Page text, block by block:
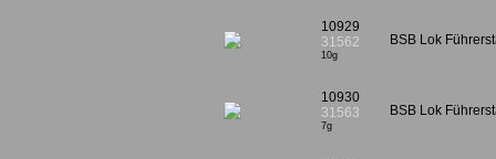
10929
31562
10g
BSB Lok
10930
31563
7g
BSB Lok